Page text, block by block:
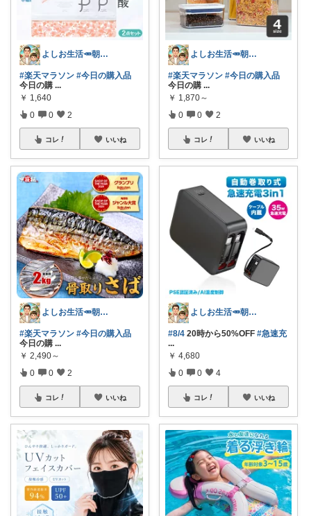
よしお生活🥕朝6時頃コレ👟
#楽天マラソン #今日の購入品
今日の購 ...
￥ 1,640
0 0 2
コレ いいね
よしお生活🥕朝6時頃コレ👟
#楽天マラソン #今日の購入品
今日の購 ...
￥ 2,490～
0 0 2
コレ いいね
よしお生活🥕朝6時頃コレ👟
#楽天マラソン #今日の購入品
今日の購 ...
￥ 1,870～
0 0 2
コレ いいね
よしお生活🥕朝6時頃コレ👟
#8/4 20時から50%OFF #急速充
...
￥ 4,680
0 0 4
コレ いいね